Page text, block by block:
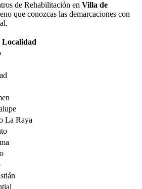
de Rehabilitación en Villa de
que conozcas las demarcaciones con
Localidad
La Raya